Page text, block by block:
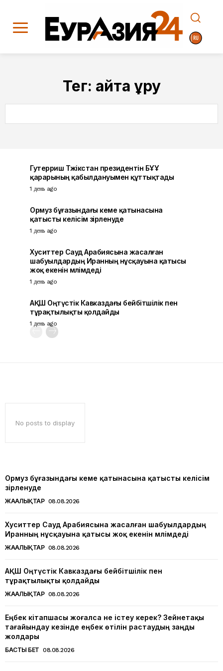
Тег: қайта құру
Гутерриш Тәжікстан президентін БҰҰ
қарарының қабылдануымен құттықтады
1 день ago
Ормуз бұғазындағы кеме қатынасына
қатысты келісім әзірленуде
1 день ago
Хуситтер Сауд Арабиясына жасалған
шабуылдардың Иранның нұсқауына қатысы
жоқ екенін мәлімдеді
1 день ago
АҚШ Оңтүстік Кавказдағы бейбітшілік пен
тұрақтылықты қолдайды
1 день ago
No posts to display
Ормуз бұғазындағы кеме қатынасына қатысты келісім
әзірленуде
ЖАҢАЛЫҚТАР 08.08.2026
Хуситтер Сауд Арабиясына жасалған шабуылдардың
Иранның нұсқауына қатысы жоқ екенін мәлімдеді
ЖАҢАЛЫҚТАР 08.08.2026
АҚШ Оңтүстік Кавказдағы бейбітшілік пен
тұрақтылықты қолдайды
ЖАҢАЛЫҚТАР 08.08.2026
Еңбек кітапшасы жоғалса не істеу керек? Зейнетақы
тағайындау кезінде еңбек өтілін растаудың заңды
жолдары
БАСТЫ БЕТ 08.08.2026